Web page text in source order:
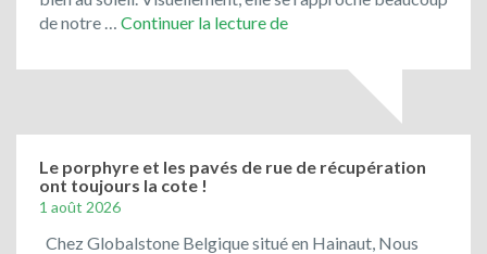
de notre … Continuer la lecture deToujours
promotion
bleu
du
Le porphyre et les pavés de rue de récupération
ont toujours la cote !
1 août 2026
Chez Globalstone Belgique situé en Hainaut, Nous